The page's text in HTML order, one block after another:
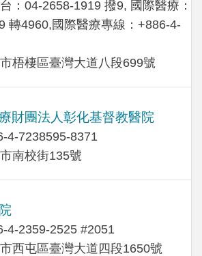
：04-2658-1919 撥9, 國際醫療：
轉4960,國際醫療專線：+886-4-
梧棲區臺灣大道八段699號
財團法人彰化基督教醫院
4-7238595-8371
南校街135號
4-2359-2525 #2051
西屯區臺灣大道四段1650號